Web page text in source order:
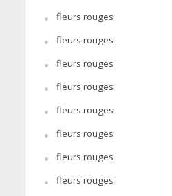
fleurs rouges
fleurs rouges
fleurs rouges
fleurs rouges
fleurs rouges
fleurs rouges
fleurs rouges
fleurs rouges